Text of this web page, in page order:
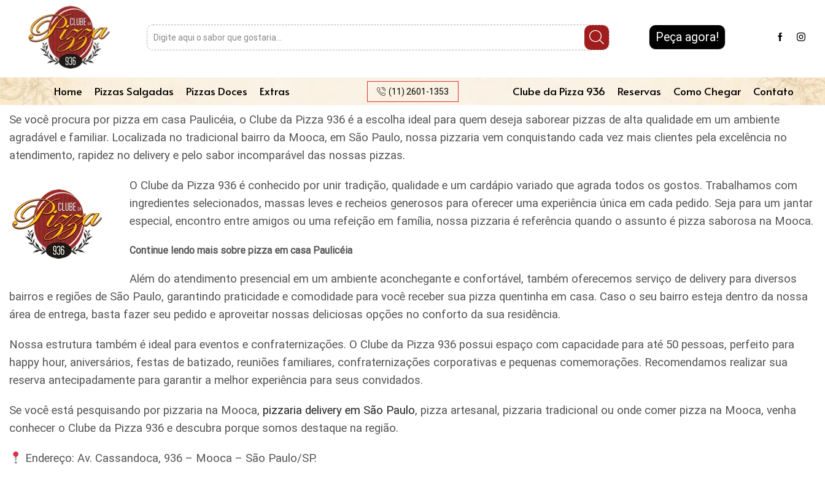
Peça agora!
Home Pizzas Salgadas Pizzas Doces Extras (11) 2601-1353 Clube da Pizza 936 Reservas Como Chegar Contato
Se você procura por pizza em casa Paulicéia, o Clube da Pizza 936 é a escolha ideal para quem deseja saborear pizzas de alta qualidade em um ambiente
agradável e familiar. Localizada no tradicional bairro da Mooca, em São Paulo, nossa pizzaria vem conquistando cada vez mais clientes pela excelência no
atendimento, rapidez no delivery e pelo sabor incomparável das nossas pizzas.
O Clube da Pizza 936 é conhecido por unir tradição, qualidade e um cardápio variado que agrada todos os gostos. Trabalhamos com
ingredientes selecionados, massas leves e recheios generosos para oferecer uma experiência única em cada pedido. Seja para um jantar
especial, encontro entre amigos ou uma refeição em família, nossa pizzaria é referência quando o assunto é pizza saborosa na Mooca.
Continue lendo mais sobre pizza em casa Paulicéia
Além do atendimento presencial em um ambiente aconchegante e confortável, também oferecemos serviço de delivery para diversos
bairros e regiões de São Paulo, garantindo praticidade e comodidade para você receber sua pizza quentinha em casa. Caso o seu bairro esteja dentro da nossa
área de entrega, basta fazer seu pedido e aproveitar nossas deliciosas opções no conforto da sua residência.
Nossa estrutura também é ideal para eventos e confraternizações. O Clube da Pizza 936 possui espaço com capacidade para até 50 pessoas, perfeito para
happy hour, aniversários, festas de batizado, reuniões familiares, confraternizações corporativas e pequenas comemorações. Recomendamos realizar sua
reserva antecipadamente para garantir a melhor experiência para seus convidados.
Se você está pesquisando por pizzaria na Mooca, pizzaria delivery em São Paulo, pizza artesanal, pizzaria tradicional ou onde comer pizza na Mooca, venha
conhecer o Clube da Pizza 936 e descubra porque somos destaque na região.
Endereço: Av. Cassandoca, 936 – Mooca – São Paulo/SP.